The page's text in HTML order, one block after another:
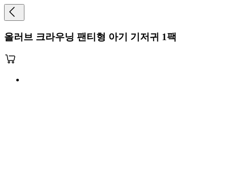
올러브 크라우닝 팬티형 아기 기저귀 1팩